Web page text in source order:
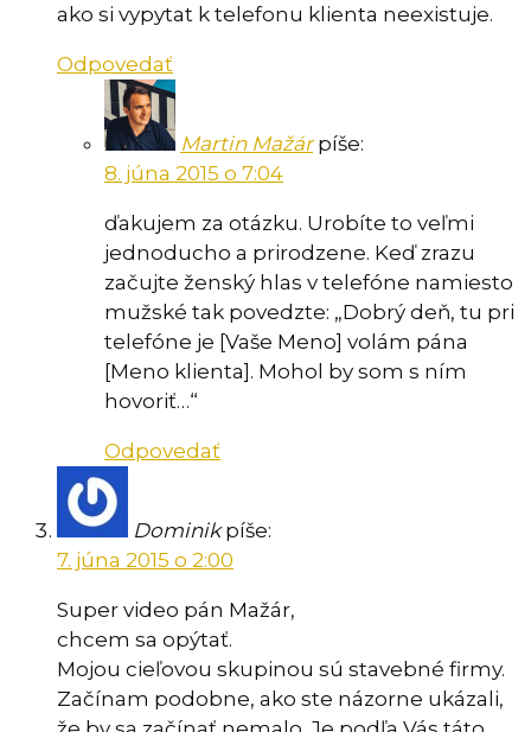
ako si vypytat k telefonu klienta neexistuje.
Odpovedať
Martin Mažár píše:
8. júna 2015 o 7:04
ďakujem za otázku. Urobíte to veľmi
jednoducho a prirodzene. Keď zrazu
začujte ženský hlas v telefóne namiesto
mužské tak povedzte: „Dobrý deň, tu pri
telefóne je [Vaše Meno] volám pána
[Meno klienta]. Mohol by som s ním
hovoriť…“
Odpovedať
Dominik píše:
7. júna 2015 o 2:00
Super video pán Mažár,
chcem sa opýtať.
Mojou cieľovou skupinou sú stavebné firmy.
Začínam podobne, ako ste názorne ukázali,